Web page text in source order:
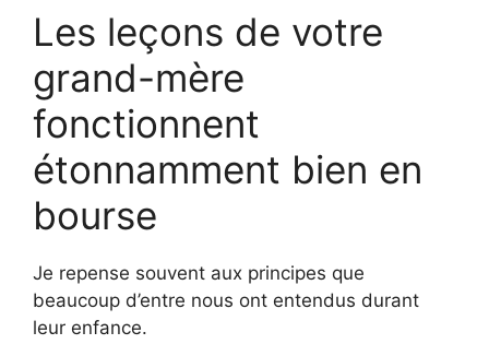
Les leçons de votre
grand-mère
fonctionnent
étonnamment bien en
bourse
Je repense souvent aux principes que
beaucoup d’entre nous ont entendus durant
leur enfance.